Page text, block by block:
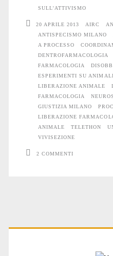
di
terza
udienza
SULL'ATTIVISMO
20 APRILE 2013 AIRC
ANTISPECISMO MILANO
A PROCESSO
DENTROFARMACOLOGIA
FARMACOLOGIA
ESPERIMENTI SU ANIMALI
LIBERAZIONE ANIMALE
FARMACOLOGIA
GIUSTIZIA MILANO
LIBERAZIONE
ANIMALE
TELETHON
VIVISEZIONE
2 COMMENTI
Primary